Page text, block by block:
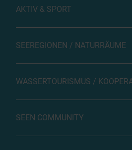
AKTIV & SPORT
SEEREGIONEN / NATURRÄUME
WASSERTOURISMUS /
SEEN COMMUNITY